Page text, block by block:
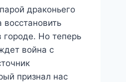
драконьего
восстановить
Но теперь
война с
признал нас